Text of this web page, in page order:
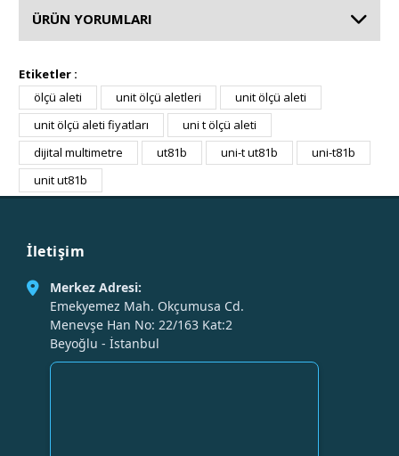
ÜRÜN YORUMLARI
Etiketler :
ölçü aleti
unit ölçü aletleri
unit ölçü aleti
unit ölçü aleti fiyatları
uni t ölçü aleti
dijital multimetre
ut81b uni-t ut81b
uni-t81b
unit ut81b
İletişim
Merkez Adresi:
Emekyemez Mah. Okçumusa Cd.
Menevşe Han No: 22/163 Kat:2
Beyoğlu - İstanbul